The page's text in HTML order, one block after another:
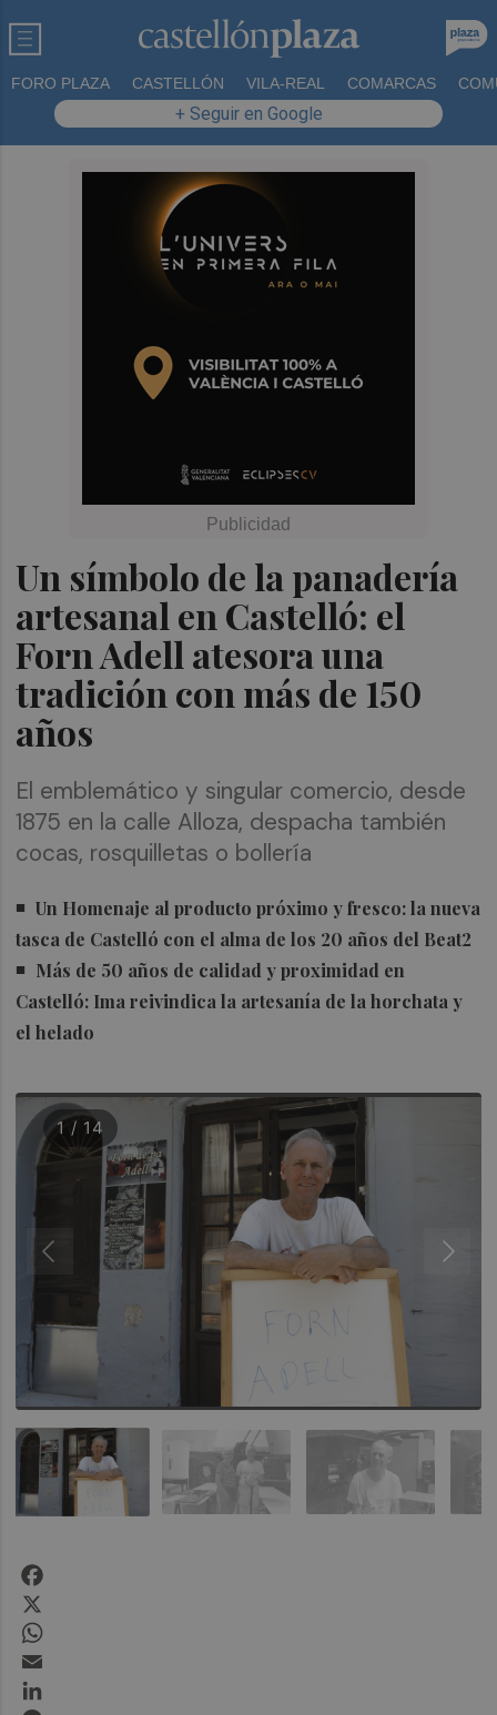
FORO PLAZA CASTELLÓN VILA-REAL COMARCAS
+ Seguir en Google
Un símbolo de la panadería
artesanal en Castelló: el
Forn Adell atesora una
tradición con más de 150
años
El emblemático y singular comercio, desde
1875 en la calle Alloza, despacha también
cocas, rosquilletas o bollería
Un Homenaje al producto próximo y fresco: la nueva
tasca de Castelló con el alma de los 20 años del Beat2
Más de 50 años de calidad y proximidad en
Castelló: Ima reivindica la artesanía de la horchata y
el helado
1 / 14